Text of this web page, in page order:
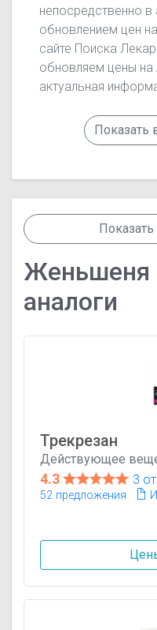
непосредственно в
обновлением цен
сайте Поиска
обновляем цены на
актуальная
Показать
Женьшеня
аналоги
Трекрезан
Действующее
4.3 3
52 предложения